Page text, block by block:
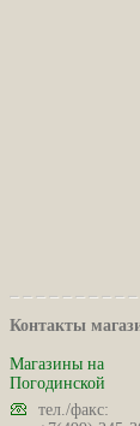
Контакты
Магазины на
Погодинской
тел./факс: